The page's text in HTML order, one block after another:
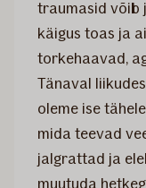
traumasid võib
käigus toas ja
torkehaavad,
Tänaval
oleme ise
mida teevad
jalgrattad ja
muutuda